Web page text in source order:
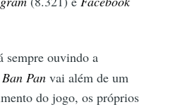
sempre ouvindo a
Ban Pan vai além de um
do jogo, os próprios